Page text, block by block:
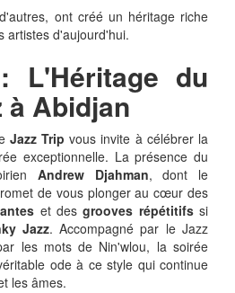
ont créé un héritage riche
artistes d'aujourd'hui.
L'Héritage du
à Abidjan
Jazz Trip vous invite à célébrer la
exceptionnelle. La présence du
Andrew Djahman, dont le
de vous plonger au cœur des
et desgrooves répétitifssi
Jazz. Accompagné par le Jazz
les mots de Nin'wlou, la soirée
ode à ce style qui continue
les âmes.